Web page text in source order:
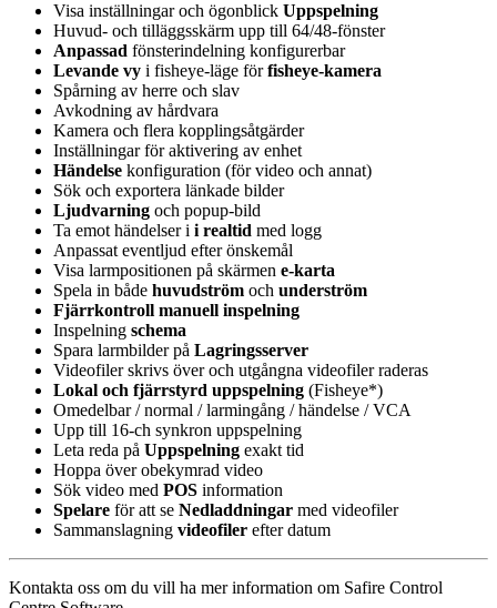
Visa inställningar och ögonblick Uppspelning
Huvud- och tilläggsskärm upp till 64/48-fönster
Anpassad fönsterindelning konfigurerbar
Levande vy i fisheye-läge förfisheye-kamera
Spårning av herre och slav
Avkodning av hårdvara
Kamera och flera kopplingsåtgärder
Inställningar för aktivering av enhet
Händelse konfiguration (för video och annat)
Sök och exportera länkade bilder
Ljudvarning och popup-bild
Ta emot händelser i i realtid med logg
Anpassat eventljud efter önskemål
Visa larmpositionen på skärmen e-karta
Spela in både huvudström och underström
Fjärrkontroll manuell inspelning
Inspelning schema
Spara larmbilder på Lagringsserver
Videofiler skrivs över och utgångna videofiler raderas
Lokal och fjärrstyrd uppspelning (Fisheye*)
Omedelbar / normal / larmingång / händelse / VCA
Upp till 16-ch synkron uppspelning
Leta reda på Uppspelning exakt tid
Hoppa över obekymrad video
Sök video med POS information
Spelare för att se Nedladdningar med videofiler
Sammanslagning videofiler efter datum
Kontakta oss om du vill ha mer information om Safire Control